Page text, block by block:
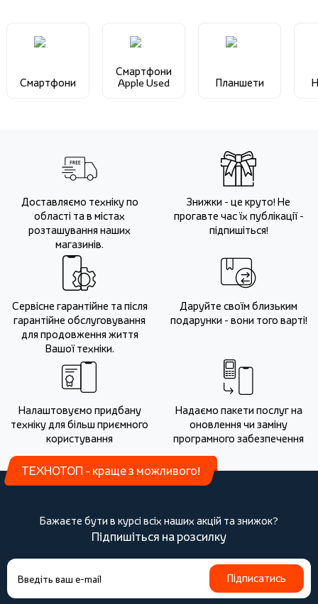
Смартфони
Смартфони
Apple Used
Планшети
Доставляємо техніку по
області та в містах
розташування наших
магазинів.
Знижки - це круто! Не
прогавте час їх публікації -
підпишіться!
Сервісне гарантійне та після
гарантійне обслуговування
для продовження життя
Вашої техніки.
Даруйте своїм близьким
подарунки - вони того варті!
Налаштовуємо придбану
техніку для більш приємного
користування
Надаємо пакети послуг на
оновлення чи заміну
програмного забезпечення
ТЕХНОТОП - краще з можливого!
Бажаєте бути в курсі всіх наших акцій та знижок?
Підпишіться на розсилку
Підписатись